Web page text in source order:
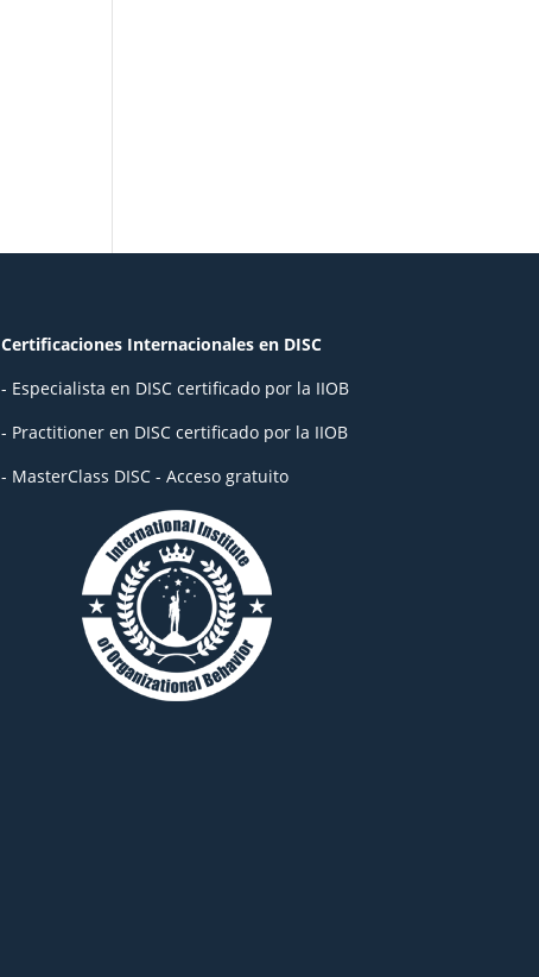
Certificaciones Internacionales en DISC
- Especialista en DISC certificado por la IIOB
- Practitioner en DISC certificado por la IIOB
- MasterClass DISC - Acceso gratuito